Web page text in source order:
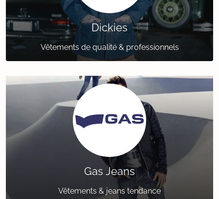
Dickies
Vêtements de qualité & professionnels
Gas Jeans
Vêtements & jeans tendance